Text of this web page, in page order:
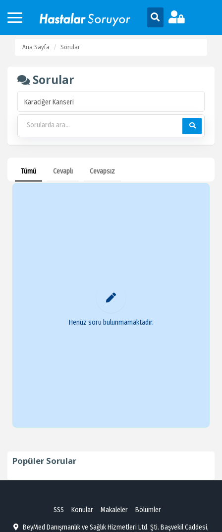
Ana Sayfa Sorular
Sorular
Tümü Cevaplı Cevapsız
Henüz soru bulunmamaktadır.
Popüler Sorular
SSS Konular Makaleler Bölümler
BeyMed Danışmanlık ve Sağlık Hizmetleri Ltd. Şti. Başvekil Caddesi,